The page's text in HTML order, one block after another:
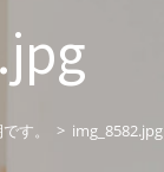
す。 > img_8582.jpg